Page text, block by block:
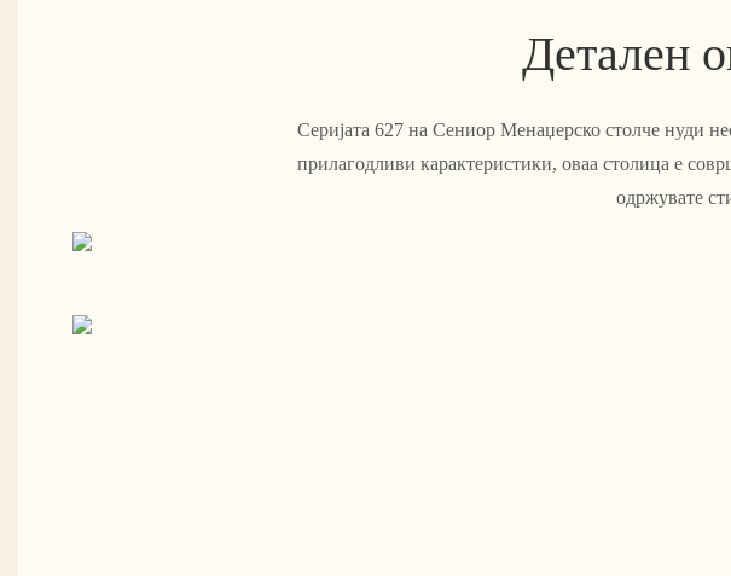
Детален
Серијата 627 на Сениор Менаџерско столче нуди
прилагодливи карактеристики, оваа столица е
одржувате